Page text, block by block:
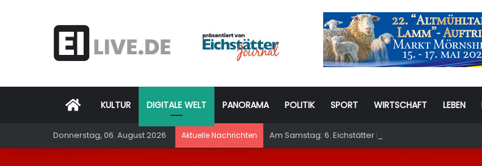
Startseite
KULTUR DIGITALE WELT PANORAMA POLITIK SPORT WIRTSCHAFT LEBEN
Donnerstag, 06. August 2026 Aktuelle Nachrichten Am Samstag: 6. Eichstätter Kinder- und Jugendtag –